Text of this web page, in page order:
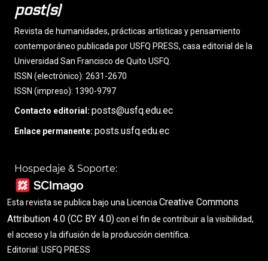
post(s)
Revista de humanidades, prácticas artísticas y pensamiento
contemporáneo publicada por USFQ PRESS, casa editorial de la
Universidad San Francisco de Quito USFQ.
ISSN (electrónico): 2631-2670
ISSN (impreso): 1390-9797
Contacto editorial: posts@usfq.edu.ec
Enlace permanente: posts.usfq.edu.ec
Hospedaje & Soporte:
Esta revista se publica bajo una Licencia Creative Commons
Attribution 4.0 (CC BY 4.0)con el fin de contribuir a la visibilidad,
el acceso y la difusión de la producción científica.
Editorial: USFQ PRESS